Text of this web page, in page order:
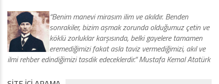
“Benim manevi mirasım ilim ve akıldır. Benden
sonrakiler, bizim aşmak zorunda olduğumuz çetin ve
köklü zorluklar karşısında, belki gayelere tamamen
eremediğimizi fakat asla taviz vermediğimizi, akıl ve
ilmi rehber edindiğimizi tasdik edeceklerdir.” Mustafa Kemal Atatürk